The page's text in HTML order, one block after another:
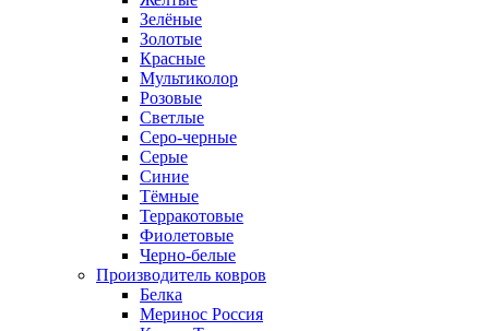
Зелёные
Золотые
Красные
Мультиколор
Розовые
Светлые
Серо-черные
Серые
Синие
Тёмные
Терракотовые
Фиолетовые
Черно-белые
Производитель ковров
Белка
Меринос Россия